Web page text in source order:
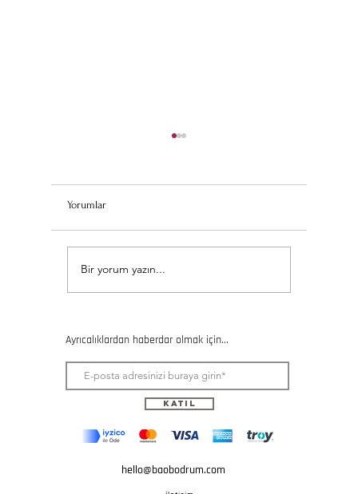
Önce Bilmeniz Gereken 5
Şey
Yorumlar
Bir yorum yazın...
Ayrıcalıklardan haberdar olmak için...
Katıl
hello@baobodrum.com